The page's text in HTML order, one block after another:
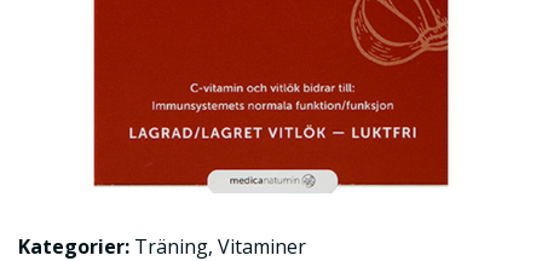
Kategorier: Träning, Vitaminer